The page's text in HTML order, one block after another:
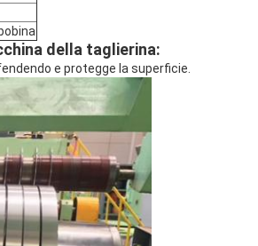
della taglierina:
e protegge la superficie.